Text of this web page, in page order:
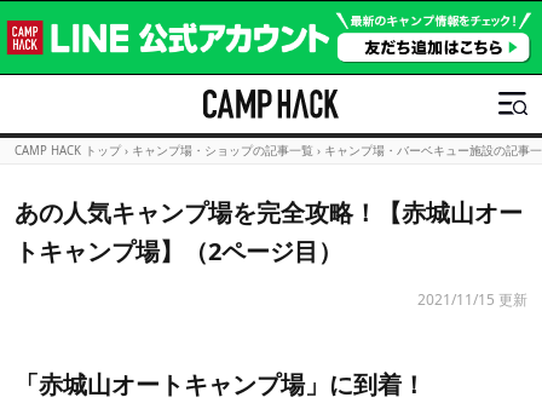
CAMP HACK トップ › キャンプ場・ショップの記事一覧 › キャンプ場・バーベキュー施設の記事
あの人気キャンプ場を完全攻略！【赤城山オー
トキャンプ場】（2ページ目）
2021/11/15 更新
「赤城山オートキャンプ場」に到着！